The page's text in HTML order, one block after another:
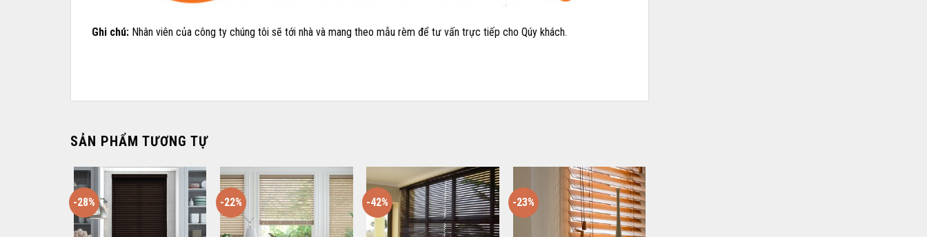
Ghi chú: Nhân viên của công ty chúng tôi sẽ tới nhà và mang theo mẫu rèm để tư vấn trực tiếp cho Qúy khách.
SẢN PHẨM TƯƠNG TỰ
-28% -22% -42% -23%